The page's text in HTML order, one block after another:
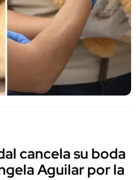
cancela su boda
Aguilar por la